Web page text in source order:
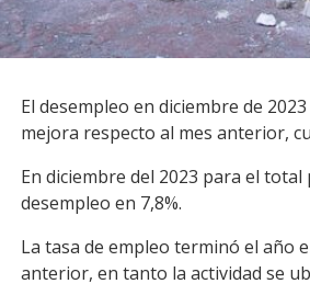
Facebook
WhatsApp
El desempleo en diciembre de
mejora respecto al mes anterior,
En diciembre del 2023 para el total
desempleo en 7,8%.
La tasa de empleo terminó el año
anterior, en tanto la actividad se